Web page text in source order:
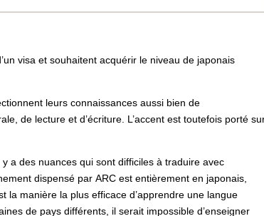
visa et souhaitent acquérir le niveau de japonais
leurs connaissances aussi bien de
de lecture et d’écriture. L’accent est toutefois porté
a des nuances qui sont difficiles à traduire avec
dispensé par ARC est entièrement en japonais,
la manière la plus efficace d’apprendre une langue
de pays différents, il serait impossible d’enseigner